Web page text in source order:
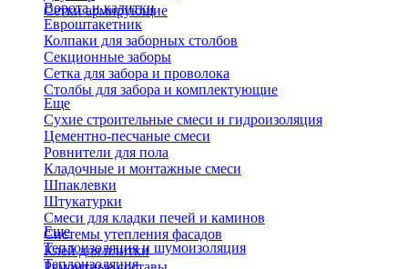
Сетки армирующие
Ворота и калитки
Евроштакетник
Колпаки для заборных столбов
Секционные заборы
Сетка для забора и проволока
Столбы для забора и комплектующие
Еще
Сухие строительные смеси и гидроизоляция
Цементно-песчаные смеси
Ровнители для пола
Кладочные и монтажные смеси
Шпаклевки
Штукатурки
Смеси для кладки печей и каминов
Системы утепления фасадов
Клей для плитки
Еще
Теплоизоляция и шумоизоляция
Теплоизоляция